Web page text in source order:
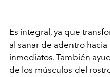
Es integral, ya que
al sanar de adentro
inmediatos. También
de los músculos del